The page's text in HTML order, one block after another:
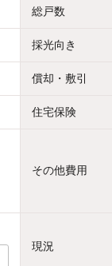
総戸数
採光向き
償却・敷引
住宅保険
その他費用
現況